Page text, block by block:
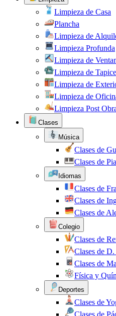
Limpieza de Casa
Plancha
Limpieza de
Limpieza Profunda
Limpieza de
Limpieza de
Limpieza de
Limpieza de
Limpieza Post
Clases
Música
Clases de
Clases de
Idiomas
Clases de
Clases de
Clases de
Colegio
Clases de
Clases de
Clases de
Física y
Deportes
Clases de